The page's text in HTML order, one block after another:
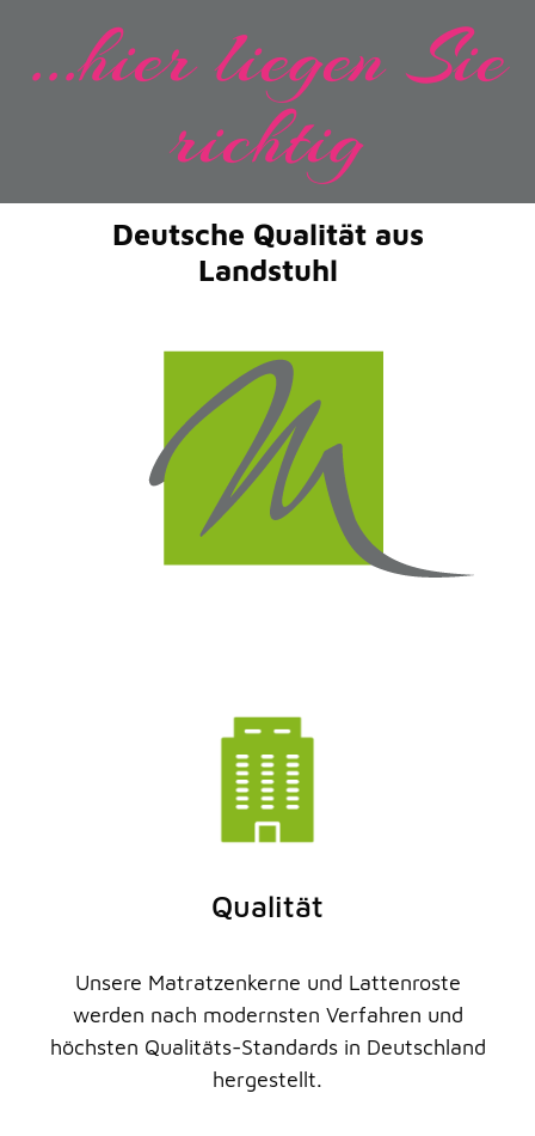
...hier liegen Sie
richtig
Deutsche Qualität aus
Landstuhl
Qualität
Unsere Matratzenkerne und Lattenroste
werden nach modernsten Verfahren und
höchsten Qualitäts-Standards in Deutschland
hergestellt.